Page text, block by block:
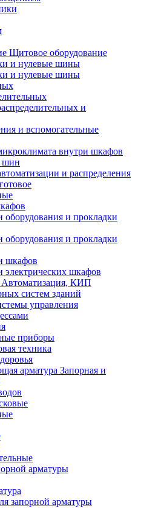
Щитовое оборудование
и нулевые шины
и нулевые шины
и
и вспомогательные
внутри шкафов
шин
и распределения
оборудования и прокладки
оборудования и прокладки
шкафов
шкафов
Автоматизация, КИП
систем зданий
управления
приборы
техника
Запорная и
арматуры
запорной арматуры